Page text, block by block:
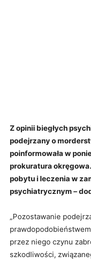
Z opinii biegłych
podejrzany o
poinformowała w
prokuratura
pobytu i leczenia w
psychiatrycznym –
„Pozostawanie
przez niego czynu
szkodliwości,